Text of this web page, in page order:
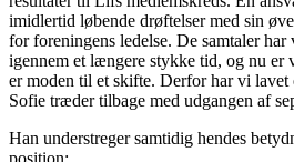
imidlertid løbende drøftelser med sin
for foreningens ledelse. De samtaler har
igennem et længere stykke tid, og nu er
er moden til et skifte. Derfor har vi lavet
Sofie træder tilbage med udgangen af
Han understreger samtidig hendes
position: